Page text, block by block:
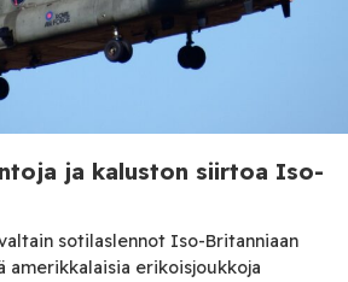
ja kaluston siirtoa Iso-
sotilaslennot Iso-Britanniaan
erikoisjoukkoja